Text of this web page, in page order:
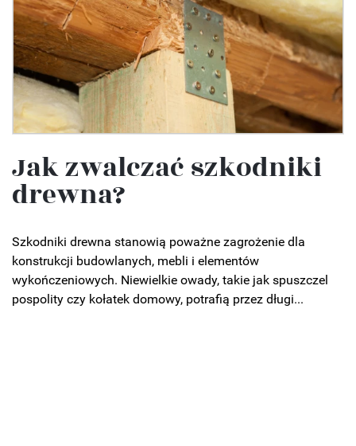
Jak zwalczać szkodniki
drewna?
Szkodniki drewna stanowią poważne zagrożenie dla
konstrukcji budowlanych, mebli i elementów
wykończeniowych. Niewielkie owady, takie jak spuszczel
pospolity czy kołatek domowy, potrafią przez długi...